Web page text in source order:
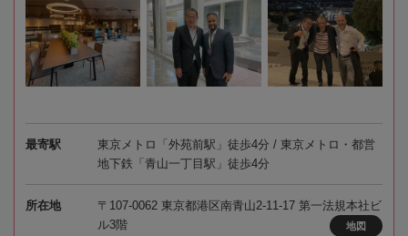
最寄駅
東京メトロ「外苑前駅」徒歩4分 / 東京メトロ・都営
地下鉄「青山一丁目駅」徒歩4分
所在地
〒107-0062 東京都港区南青山2-11-17 第一法規本社ビ
ル3階
地図